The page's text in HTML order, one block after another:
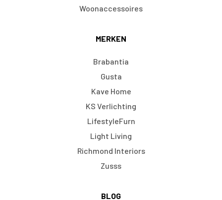
Woonaccessoires
MERKEN
Brabantia
Gusta
Kave Home
KS Verlichting
LifestyleFurn
Light Living
Richmond Interiors
Zusss
BLOG